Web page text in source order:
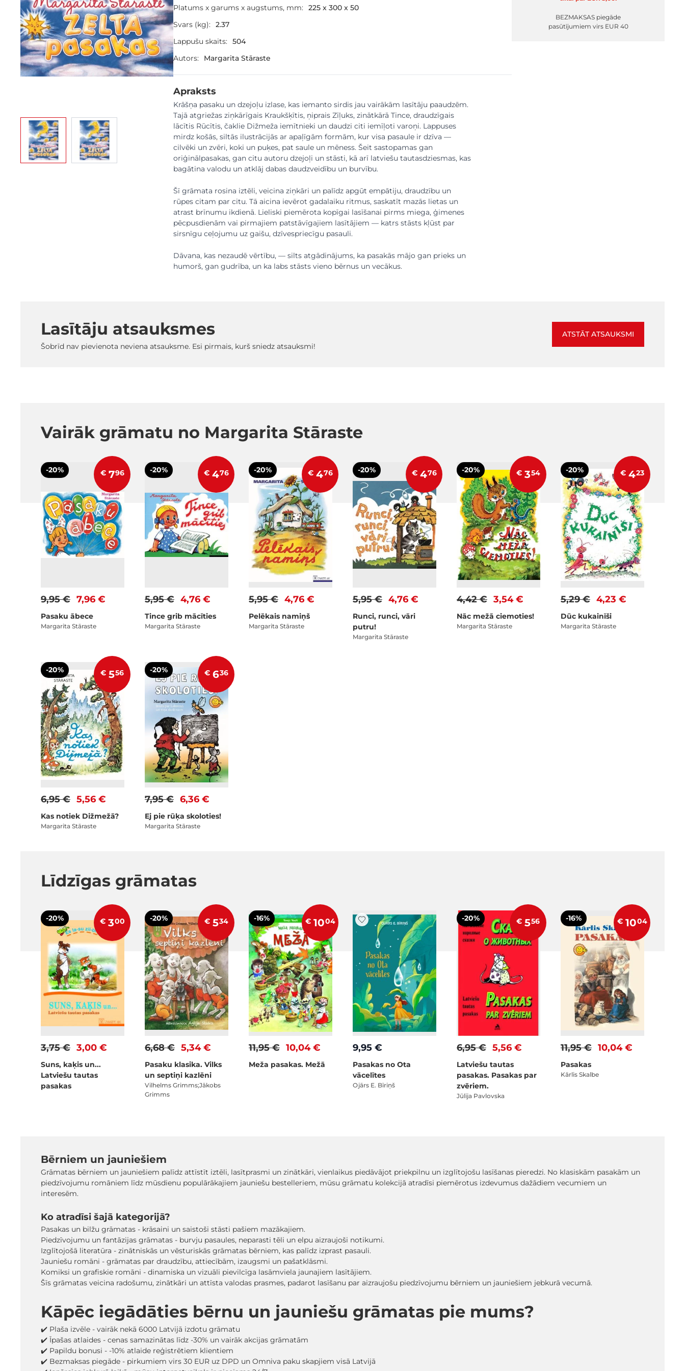
View larger imageView larger image
Platums x garums x augstums, mm:
225 x 300 x 50
Svars (kg):
2.37
Lappušu skaits:
504
Autors:
Margarita Stāraste
Apraksts
Krāšņa pasaku un dzejoļu izlase, kas iemanto sirdis jau vairākām lasītāju paaudzēm.
Tajā atgriežas ziņkārīgais Kraukšķītis, ņiprais Zīļuks, zinātkārā Tince, draudzīgais
lācītis Rūcītis, čaklie Dižmeža iemītnieki un daudzi citi iemīļoti varoņi. Lappuses
mirdz košās, siltās ilustrācijās ar apaļīgām formām, kur visa pasaule ir dzīva —
cilvēki un zvēri, koki un puķes, pat saule un mēness. Šeit sastopamas gan
oriģinālpasakas, gan citu autoru dzejoļi un stāsti, kā arī latviešu tautasdziesmas, kas
bagātina valodu un atklāj dabas daudzveidību un burvību.
Šī grāmata rosina iztēli, veicina ziņkāri un palīdz apgūt empātiju, draudzību un
rūpes citam par citu. Tā aicina ievērot gadalaiku ritmus, saskatīt mazās lietas un
atrast brīnumu ikdienā. Lieliski piemērota kopīgai lasīšanai pirms miega, ģimenes
pēcpusdienām vai pirmajiem patstāvīgajiem lasītājiem — katrs stāsts kļūst par
sirsnīgu ceļojumu uz gaišu, dzīvespriecīgu pasauli.
Dāvana, kas nezaudē vērtību, — silts atgādinājums, ka pasakās mājo gan prieks un
humorš, gan gudrība, un ka labs stāsts vieno bērnus un vecākus.
BEZMAKSAS piegāde
pasūtījumiem virs EUR 40
Lasītāju atsauksmes
Šobrīd nav pievienota neviena atsauksme. Esi pirmais, kurš sniedz atsauksmi!
ATSTĀT ATSAUKSMI
Vairāk grāmatu no Margarita Stāraste
-20% € 796
7,96 €
9,95 €
Pasaku ābece
Margarita Stāraste
-20% € 476
4,76 €
5,95 €
Tince grib mācīties
Margarita Stāraste
-20% € 476
4,76 €
5,95 €
Pelēkais namiņš
Margarita Stāraste
-20% € 476
4,76 €
5,95 €
Runci, runci, vāri
putru!
Margarita Stāraste
-20% € 354
3,54 €
4,42 €
Nāc mežā ciemoties!
Margarita Stāraste
-20% € 423
4,23 €
5,29 €
Dūc kukainīši
Margarita Stāraste
-20% € 556
5,56 €
6,95 €
Kas notiek Dižmežā?
Margarita Stāraste
-20% € 636
6,36 €
7,95 €
Ej pie rūķa skoloties!
Margarita Stāraste
Līdzīgas grāmatas
-20% € 300
3,00 €
3,75 €
Suns, kaķis un...
Latviešu tautas
pasakas
-20% € 534
5,34 €
6,68 €
Pasaku klasika. Vilks
un septiņi kazlēni
Vilhelms Grimms;Jākobs
Grimms
-16% € 1004
10,04 €
11,95 €
Meža pasakas. Mežā
9,95 €
Pasakas no Ota
vācelītes
Ojārs E. Bīriņš
-20% € 556
5,56 €
6,95 €
Latviešu tautas
pasakas. Pasakas par
zvēriem.
Jūlija Pavlovska
-16% € 1004
10,04 €
11,95 €
Pasakas
Kārlis Skalbe
Bērniem un jauniešiem
Grāmatas bērniem un jauniešiem palīdz attīstīt iztēli, lasītprasmi un zinātkāri, vienlaikus piedāvājot priekpilnu un izglītojošu lasīšanas pieredzi. No klasiskām pasakām un
piedzīvojumu romāniem līdz mūsdienu populārākajiem jauniešu bestelleriem, mūsu grāmatu kolekcijā atradīsi piemērotus izdevumus dažādiem vecumiem un
interesēm.
Ko atradīsi šajā kategorijā?
Pasakas un bilžu grāmatas - krāsaini un saistoši stāsti pašiem mazākajiem.
Piedzīvojumu un fantāzijas grāmatas - burvju pasaules, neparasti tēli un elpu aizraujoši notikumi.
Izglītojošā literatūra - zinātniskās un vēsturiskās grāmatas bērniem, kas palīdz izprast pasauli.
Jauniešu romāni - grāmatas par draudzību, attiecībām, izaugsmi un pašatklāsmi.
Komiksi un grafiskie romāni - dinamiska un vizuāli pievilcīga lasāmviela jaunajiem lasītājiem.
Šīs grāmatas veicina radošumu, zinātkāri un attīsta valodas prasmes, padarot lasīšanu par aizraujošu piedzīvojumu bērniem un jauniešiem jebkurā vecumā.
Kāpēc iegādāties bērnu un jauniešu grāmatas pie mums?
✔️ Plaša izvēle - vairāk nekā 6000 Latvijā izdotu grāmatu
✔️ Īpašas atlaides - cenas samazinātas līdz -30% un vairāk akcijas grāmatām
✔️ Papildu bonusi - -10% atlaide reģistrētiem klientiem
✔️ Bezmaksas piegāde - pirkumiem virs 30 EUR uz DPD un Omniva paku skapjiem visā Latvijā